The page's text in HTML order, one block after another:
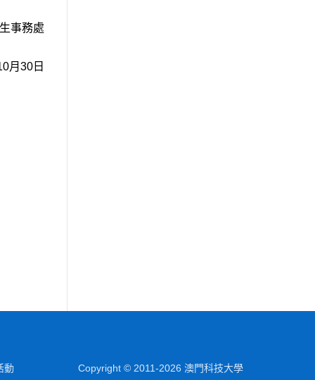
事務處
月30日
動
Copyright © 2011-2026 澳門科技大學